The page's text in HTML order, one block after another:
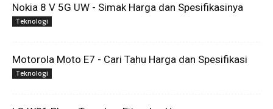
Nokia 8 V 5G UW - Simak Harga dan Spesifikasinya
Teknologi
Motorola Moto E7 - Cari Tahu Harga dan Spesifikasi
Teknologi